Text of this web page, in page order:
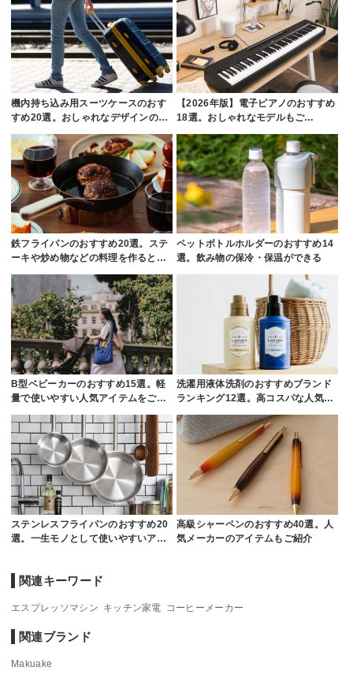
機内持ち込み用スーツケースのおす
すめ20選。おしゃれなデザインの…
【2026年版】電子ピアノのおすすめ
18選。おしゃれなモデルもご…
鉄フライパンのおすすめ20選。ステ
ーキや炒め物などの料理を作ると…
ペットボトルホルダーのおすすめ14
選。飲み物の保冷・保温ができる
B型ベビーカーのおすすめ15選。軽
量で使いやすい人気アイテムをご…
洗濯用液体洗剤のおすすめブランド
ランキング12選。高コスパな人気…
ステンレスフライパンのおすすめ20
選。一生モノとして使いやすいア…
高級シャーペンのおすすめ40選。人
気メーカーのアイテムもご紹介
関連キーワード
エスプレッソマシン キッチン家電 コーヒーメーカー
関連ブランド
Makuake